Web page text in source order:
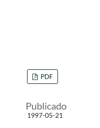
PDF
Publicado
1997-05-21